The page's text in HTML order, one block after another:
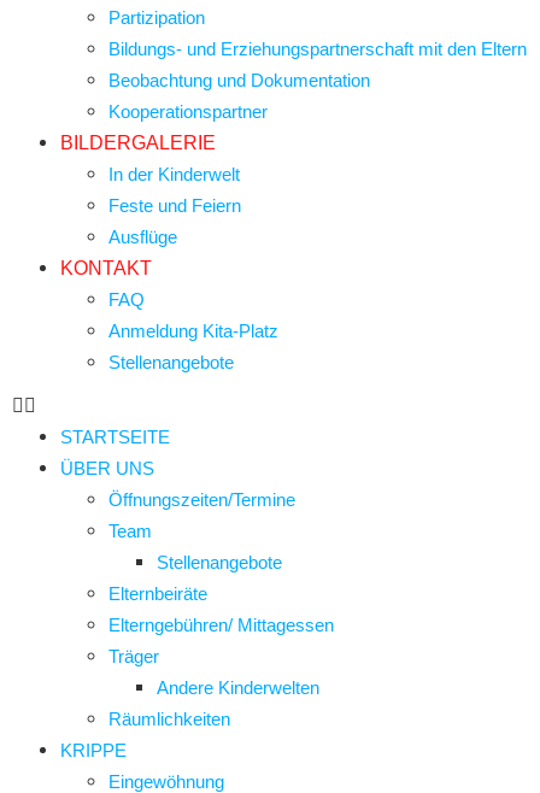
Partizipation
Bildungs- und Erziehungspartnerschaft mit den Eltern
Beobachtung und Dokumentation
Kooperationspartner
BILDERGALERIE
In der Kinderwelt
Feste und Feiern
Ausflüge
KONTAKT
FAQ
Anmeldung Kita-Platz
Stellenangebote
STARTSEITE
ÜBER UNS
Öffnungszeiten/Termine
Team
Stellenangebote
Elternbeiräte
Elterngebühren/ Mittagessen
Träger
Andere Kinderwelten
Räumlichkeiten
KRIPPE
Eingewöhnung